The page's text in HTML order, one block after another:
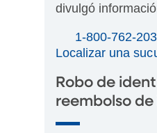
divulgó
1-800-762-
Localizar una
Robo de
reembolso